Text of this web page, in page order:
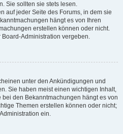
Sie sollten sie stets lesen.
auf jeder Seite des Forums, in dem sie
hängt es von Ihren
erstellen können oder nicht.
Administration vergeben.
unter den Ankündigungen und
Sie haben meist einen wichtigen Inhalt,
den Bekanntmachungen hängt es von
Themen erstellen können oder nicht;
ein.